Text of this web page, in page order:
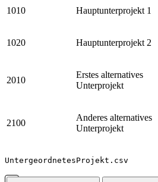
1010 Hauptunterprojekt 1
1020 Hauptunterprojekt 2
2010
Erstes alternatives
Unterprojekt
2100
Anderes alternatives
Unterprojekt
UntergeordnetesProjekt.csv